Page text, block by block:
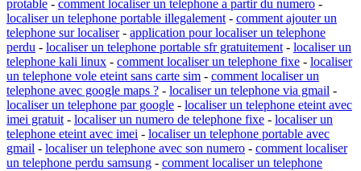
protable - comment localiser un telephone a partir du numero -
localiser un telephone portable illegalement - comment ajouter un
telephone sur localiser- application pour localiser un telephone
perdu - localiser un telephone portable sfr gratuitement - localiser un
telephone kali linux - comment localiser un telephone fixe - localiser
un telephone vole eteint sans carte sim - comment localiser un
telephone avec google maps ? - localiser un telephone via gmail -
localiser un telephone par google - localiser un telephone eteint avec
imei gratuit - localiser un numero de telephone fixe - localiser un
telephone eteint avec imei - localiser un telephone portable avec
gmail - localiser un telephone avec son numero - comment localiser
un telephone perdu samsung - comment localiser un telephone